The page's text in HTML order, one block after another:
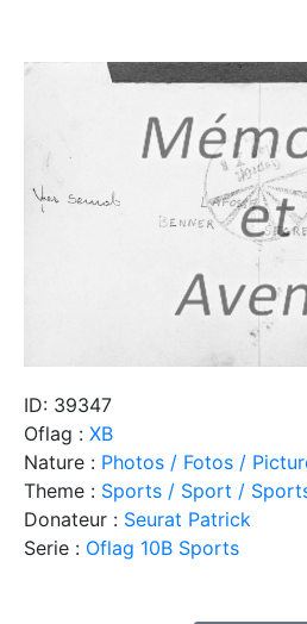
ID: 39347
Oflag : XB
Nature : Photos / Fotos /
Theme : Sports / Sport /
Donateur : Seurat Patrick
Serie : Oflag 10B Sports